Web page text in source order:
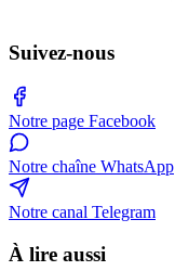
Suivez-nous
Notre page Facebook
Notre chaîne WhatsApp
Notre canal Telegram
À lire aussi